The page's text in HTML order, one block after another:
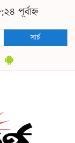
পূর্বাহ্ন
সার্চ